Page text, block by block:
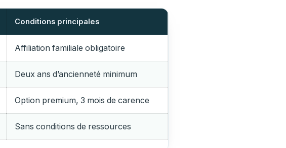
Conditions principales
Affiliation familiale obligatoire
Deux ans d’ancienneté minimum
Option premium, 3 mois de carence
Sans conditions de ressources